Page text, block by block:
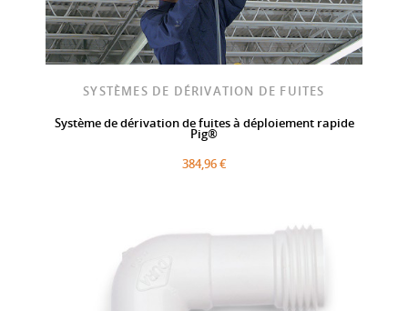
SYSTÈMES DE DÉRIVATION DE FUITES
Système de dérivation de fuites à déploiement rapide
Pig®
384,96 €